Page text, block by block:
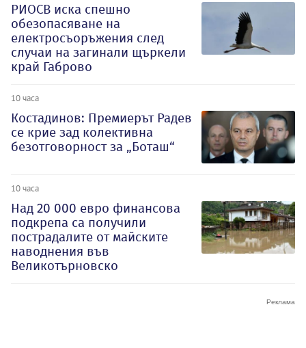
РИОСВ иска спешно
обезопасяване на
електросъоръжения след
случаи на загинали щъркели
край Габрово
10 часа
Костадинов: Премиерът Радев
се крие зад колективна
безотговорност за „Боташ“
10 часа
Над 20 000 евро финансова
подкрепа са получили
пострадалите от майските
наводнения във
Великотърновско